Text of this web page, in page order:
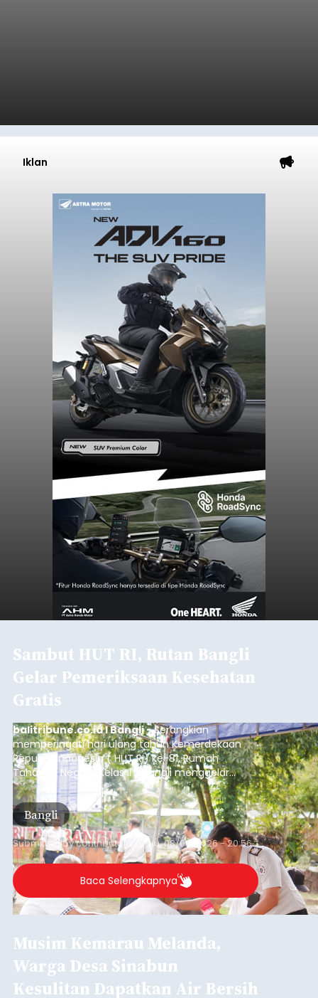
Iklan
Sambut HUT RI, Rutan Bangli
Gelar Pemeriksaan Kesehatan
Gratis
balitribune.co.id I Bangli -Serangkian
memperingati hari ulang tahun Kemerdekaan
Republik Indonesia ( HUT RI) ke-81, Rumah
Tahanan Negara Kelas II B Bangli menggelar
kegiatan pemeriksaan kesehatan gratis, Rabu
(6/8/2026).
Bangli
Submitted bycontributor Thu, 08/06/2026 - 20:56
Baca Selengkapnya
Musim Kemarau Melanda,
Warga Desa Sinabun
Kesulitan Dapatkan Air Bersih